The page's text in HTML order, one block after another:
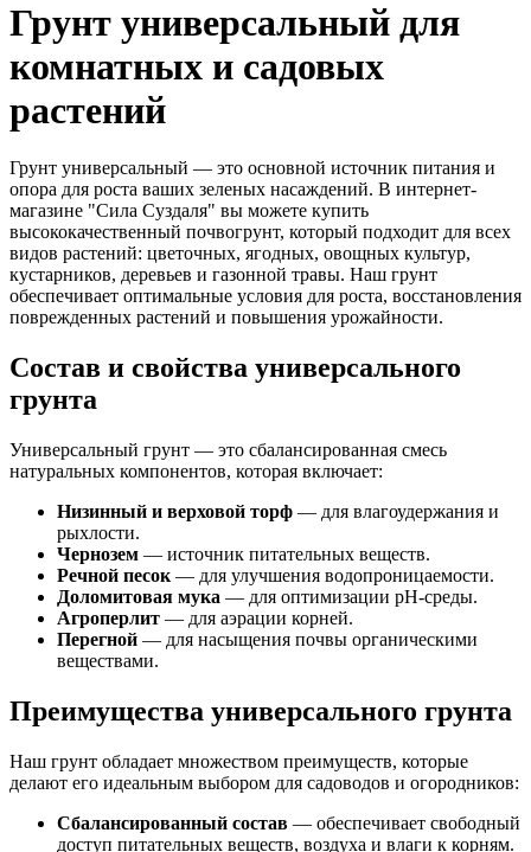
Грунт универсальный для
комнатных и садовых
растений
Грунт универсальный — это основной источник питания и
опора для роста ваших зеленых насаждений. В интернет-
магазине "Сила Суздаля" вы можете купить
высококачественный почвогрунт, который подходит для всех
видов растений: цветочных, ягодных, овощных культур,
кустарников, деревьев и газонной травы. Наш грунт
обеспечивает оптимальные условия для роста, восстановления
поврежденных растений и повышения урожайности.
Состав и свойства универсального
грунта
Универсальный грунт — это сбалансированная смесь
натуральных компонентов, которая включает:
Низинный и верховой торф — для влагоудержания и
рыхлости.
Чернозем — источник питательных веществ.
Речной песок — для улучшения водопроницаемости.
Доломитовая мука — для оптимизации pH-среды.
Агроперлит — для аэрации корней.
Перегной — для насыщения почвы органическими
веществами.
Преимущества универсального грунта
Наш грунт обладает множеством преимуществ, которые
делают его идеальным выбором для садоводов и огородников:
Сбалансированный состав — обеспечивает свободный
доступ питательных веществ, воздуха и влаги к корням.